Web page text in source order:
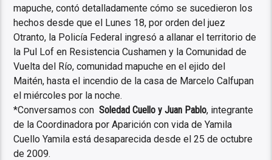
mapuche, contó detalladamente cómo se sucedieron los
hechos desde que el Lunes 18, por orden del juez
Otranto, la Policía Federal ingresó a allanar el territorio de
la Pul Lof en Resistencia Cushamen y la Comunidad de
Vuelta del Río, comunidad mapuche en el ejido del
Maitén, hasta el incendio de la casa de Marcelo Calfupan
el miércoles por la noche.
*Conversamos conSoledad Cuello y Juan Pablo, integrante
de la Coordinadora por Aparición con vida de Yamila
Cuello Yamila está desaparecida desde el 25 de octubre
de 2009.